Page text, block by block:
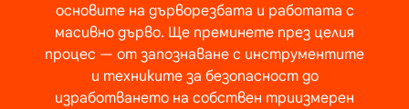
основите на дърворезбата и работата с
масивно дърво. Ще преминете през целия
процес — от запознаване с инструментите
и техниките за безопасност до
изработването на собствен триизмерен